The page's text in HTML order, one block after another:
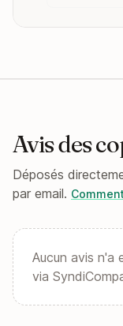
Avis des
Déposés
par email.
Aucun avis n'a
via